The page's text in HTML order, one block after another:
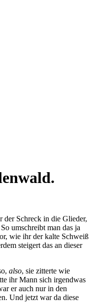
der Schreck in die Glieder,
umschreibt man das ja
wie ihr der kalte Schweiß
steigert das an dieser
also, sie zitterte wie
ihr Mann sich irgendwas
er auch nur in den
Und jetzt war da diese